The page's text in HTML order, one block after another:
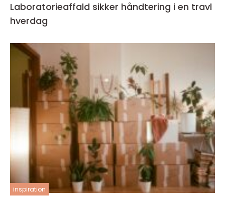
Laboratorieaffald sikker håndtering i en travl
hverdag
inspiration